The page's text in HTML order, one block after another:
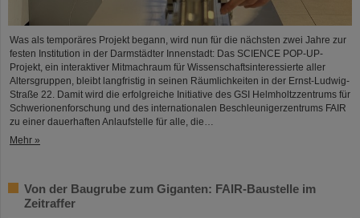
Was als temporäres Projekt begann, wird nun für die nächsten zwei Jahre zur
festen Institution in der Darmstädter Innenstadt: Das SCIENCE POP-UP-
Projekt, ein interaktiver Mitmachraum für Wissenschaftsinteressierte aller
Altersgruppen, bleibt langfristig in seinen Räumlichkeiten in der Ernst-Ludwig-
Straße 22. Damit wird die erfolgreiche Initiative des GSI Helmholtzzentrums für
Schwerionenforschung und des internationalen Beschleunigerzentrums FAIR
zu einer dauerhaften Anlaufstelle für alle, die…
Mehr »
Von der Baugrube zum Giganten: FAIR-Baustelle im
Zeitraffer